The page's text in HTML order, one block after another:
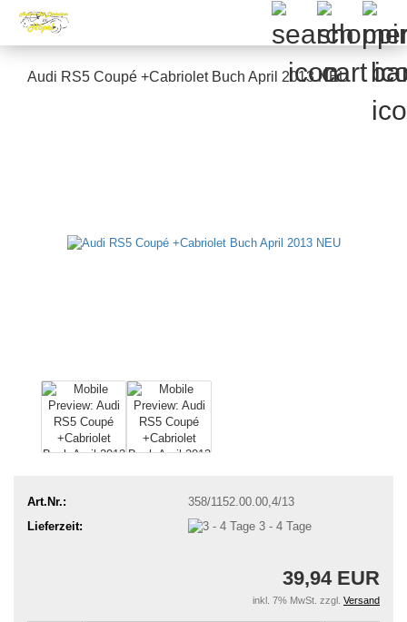
Audi RS5 Coupé +Cabriolet Buch April 2013 NEU
Art.Nr.:
358/1152.00.00,4/13
Lieferzeit:
3 - 4 Tage
39,94 EUR
inkl. 7% MwSt. zzgl. Versand